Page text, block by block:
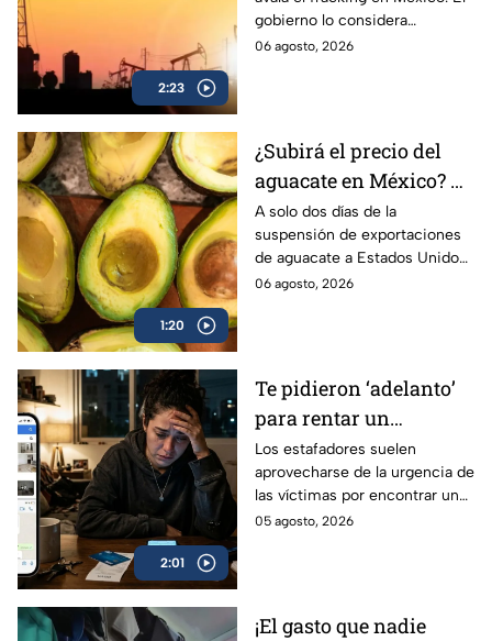
2:23
gobierno lo considera
seguridad nacional ante el
06 agosto, 2026
1:20
¿Subirá el precio del
aguacate en México? El
impacto tras el frenar
los envíos a Estados
Unidos
A solo dos días de la
suspensión de exportaciones
de aguacate a Estados Unidos,
se han acumulado más de 300
06 agosto, 2026
2:01
Te pidieron ‘adelanto’
para rentar un
departamento en
CDMX? Así roban tu
dinero con las falsas
rentas en redes
Los estafadores suelen
aprovecharse de la urgencia de
las víctimas por encontrar una
nueva casa o departamento
05 agosto, 2026
¡El gasto que nadie